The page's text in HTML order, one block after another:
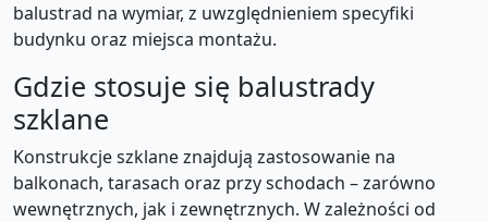
balustrad na wymiar, z uwzględnieniem specyfiki
budynku oraz miejsca montażu.
Gdzie stosuje się balustrady
szklane
Konstrukcje szklane znajdują zastosowanie na
balkonach, tarasach oraz przy schodach – zarówno
wewnętrznych, jak i zewnętrznych. W zależności od